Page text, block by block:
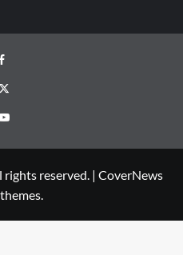
Twitter
reserved. | CoverNews